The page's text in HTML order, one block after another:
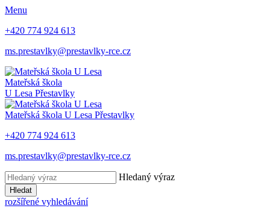
Menu
+420 774 924 613
ms.prestavlky@prestavlky-rce.cz
Mateřská škola
U Lesa Přestavlky
Mateřská škola U Lesa Přestavlky
+420 774 924 613
ms.prestavlky@prestavlky-rce.cz
Hledaný výraz
Hledat
rozšířené vyhledávání